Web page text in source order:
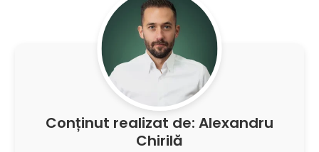
Conținut realizat de: Alexandru
Chirilă